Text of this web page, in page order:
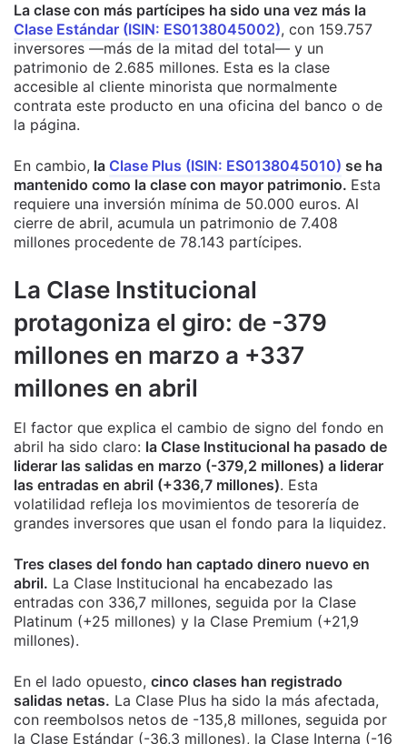
La clase con más partícipes ha sido una vez más la
Clase Estándar (ISIN: ES0138045002), con 159.757
inversores —más de la mitad del total— y un
patrimonio de 2.685 millones. Esta es la clase
accesible al cliente minorista que normalmente
contrata este producto en una oficina del banco o de
la página.
En cambio, la Clase Plus (ISIN: ES0138045010) se ha
mantenido como la clase con mayor patrimonio. Esta
requiere una inversión mínima de 50.000 euros. Al
cierre de abril, acumula un patrimonio de 7.408
millones procedente de 78.143 partícipes.
La Clase Institucional
protagoniza el giro: de -379
millones en marzo a +337
millones en abril
El factor que explica el cambio de signo del fondo en
abril ha sido claro: la Clase Institucional ha pasado de
liderar las salidas en marzo (-379,2 millones) a liderar
las entradas en abril (+336,7 millones). Esta
volatilidad refleja los movimientos de tesorería de
grandes inversores que usan el fondo para la liquidez.
Tres clases del fondo han captado dinero nuevo en
abril. La Clase Institucional ha encabezado las
entradas con 336,7 millones, seguida por la Clase
Platinum (+25 millones) y la Clase Premium (+21,9
millones).
En el lado opuesto, cinco clases han registrado
salidas netas. La Clase Plus ha sido la más afectada,
con reembolsos netos de -135,8 millones, seguida por
la Clase Estándar (-36,3 millones), la Clase Interna (-16